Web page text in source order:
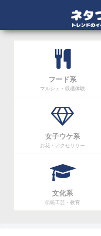
フード系
マルシェ・収穫体験
女子ウケ系
お花・アクセサリー
文化系
伝統工芸・教育